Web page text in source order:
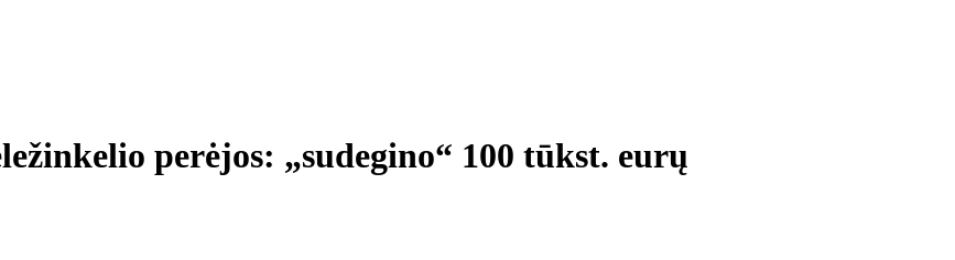
perėjos: „sudegino“ 100 tūkst. eurų